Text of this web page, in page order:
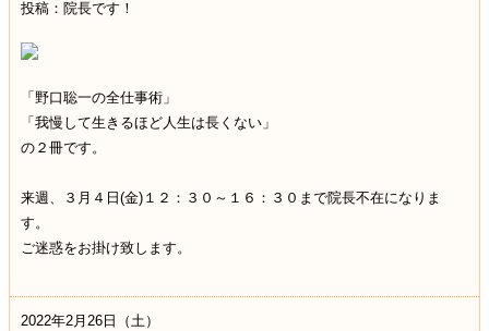
投稿：院長です！
「野口聡一の全仕事術」
「我慢して生きるほど人生は長くない」
の２冊です。
来週、３月４日(金)１２：３０～１６：３０まで院長不在になりま
す。
ご迷惑をお掛け致します。
2022年2月26日（土）